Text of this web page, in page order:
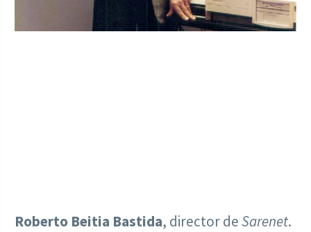
Roberto Beitia Bastida, director deSarenet.